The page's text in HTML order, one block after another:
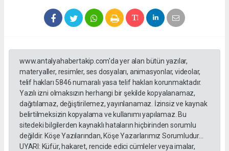
www.antalyahabertakip.com'da yer alan bütün yazılar,
materyaller, resimler, ses dosyaları, animasyonlar, videolar,
telif hakları 5846 numaralı yasa telif hakları korunmaktadır.
Yazılı izni olmaksızın herhangi bir şekilde kopyalanamaz,
dağıtılamaz, değiştirilemez, yayınlanamaz. İzinsiz ve kaynak
belirtilmeksizin kopyalama ve kullanımı yapılamaz. Bu
sitedeki bilgilerden kaynaklı hataların hiçbirinden sorumlu
değildir. Köşe Yazılarından, Köşe Yazarlarımız Sorumludur...
UYARI: Küfür, hakaret, rencide edici cümleler veya imalar,